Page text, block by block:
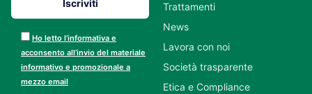
Ho letto l’informativa e
acconsento all’invio del materiale
informativo e promozionale a
mezzo email
Trattamenti
News
Lavora con noi
Società trasparente
Etica e Compliance